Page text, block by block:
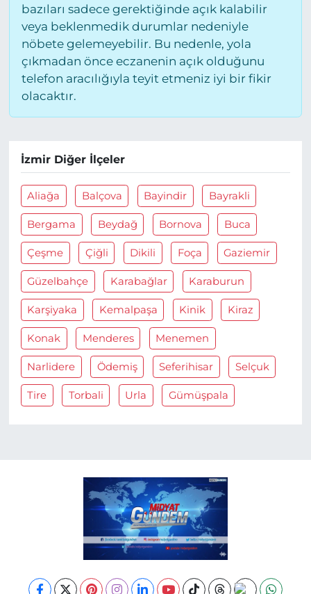
bazıları sadece gerektiğinde açık kalabilir
veya beklenmedik durumlar nedeniyle
nöbete gelemeyebilir. Bu nedenle, yola
çıkmadan önce eczanenin açık olduğunu
telefon aracılığıyla teyit etmeniz iyi bir fikir
olacaktır.
İzmir Diğer İlçeler
Aliağa Balçova Bayindir Bayrakli
Bergama Beydağ Bornova Buca
Çeşme Çiğli Dikili Foça Gaziemir
Güzelbahçe Karabağlar Karaburun
Karşiyaka Kemalpaşa Kinik Kiraz
Konak Menderes Menemen
Narlidere Ödemiş Seferihisar Selçuk
Tire Torbali Urla Gümüşpala